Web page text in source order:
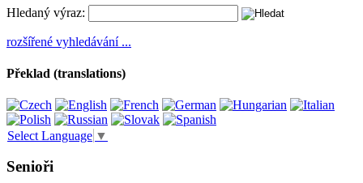
Hledaný výraz:
rozšířené vyhledávání ...
Překlad (translations)
Select Language ▼
Senioři